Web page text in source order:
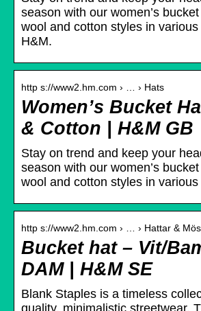
season with our women’s
wool and cotton styles in
H&M.
http s://www2.hm.com › … › Hats
Women’s Bucket
& Cotton | H&M GB
Stay on trend and keep your
season with our women’s
wool and cotton styles in
http s://www2.hm.com › … › Hattar &
Bucket hat – Vit/
DAM | H&M SE
Blank Staples is a timeless